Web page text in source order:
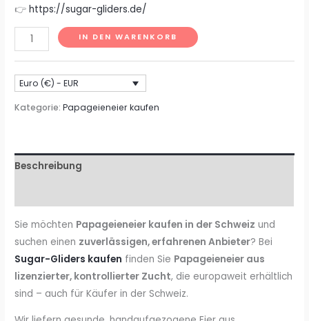
👉https://sugar-gliders.de/
Papageieneier
kaufen
–
Seriös
EU-
Dokumenten
IN DEN WARENKORB
Euro (€) - EUR
Kategorie:Papageieneier kaufen
Beschreibung
Sie möchten Papageieneier kaufen in der Schweiz und
suchen einen zuverlässigen, erfahrenen Anbieter? Bei
Sugar-Gliders kaufen finden Sie Papageieneier aus
lizenzierter, kontrollierter Zucht, die europaweit erhältlich
sind – auch für Käufer in der Schweiz.